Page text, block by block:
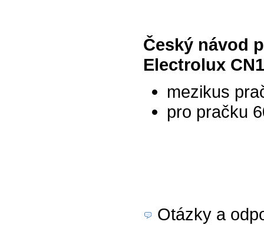
Český návod
Electrolux
mezikus
pro pračku
Otázky a